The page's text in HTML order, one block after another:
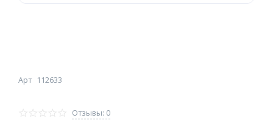
Арт 112633
Отзывы: 0